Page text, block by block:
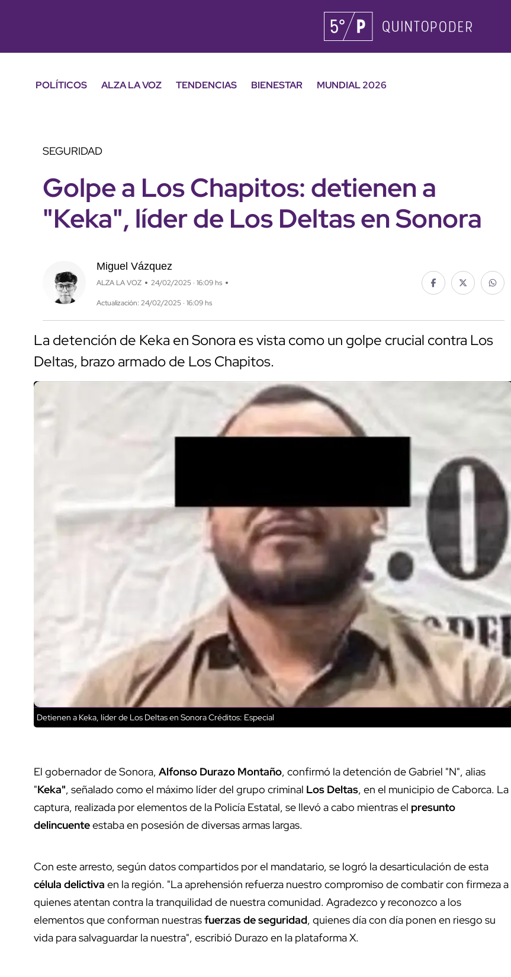
POLÍTICOS ALZA LA VOZ TENDENCIAS BIENESTAR
MUNDIAL 2026
SEGURIDAD
Golpe a Los Chapitos: detienen a
"Keka", líder de Los Deltas en Sonora
Miguel Vázquez
ALZA LA VOZ 24/02/2025 · 16:09 hs
Actualización: 24/02/2025 · 16:09 hs
La detención de Keka en Sonora es vista como un golpe crucial contra Los
Deltas, brazo armado de Los Chapitos.
Detienen a Keka, líder de Los Deltas en SonoraCréditos: Especial
El gobernador de Sonora, Alfonso Durazo Montaño, confirmó la detención de Gabriel "N", alias
"Keka", señalado como el máximo líder del grupo criminal Los Deltas, en el municipio de Caborca. La
captura, realizada por elementos de la Policía Estatal, se llevó a cabo mientras el presunto
delincuenteestaba en posesión de diversas armas largas.
Con este arresto, según datos compartidos por el mandatario, se logró la desarticulación de esta
célula delictiva en la región. "La aprehensión refuerza nuestro compromiso de combatir con firmeza a
quienes atentan contra la tranquilidad de nuestra comunidad. Agradezco y reconozco a los
elementos que conforman nuestrasfuerzas de seguridad, quienes día con día ponen en riesgo su
vida para salvaguardar la nuestra", escribió Durazo en la plataforma X.